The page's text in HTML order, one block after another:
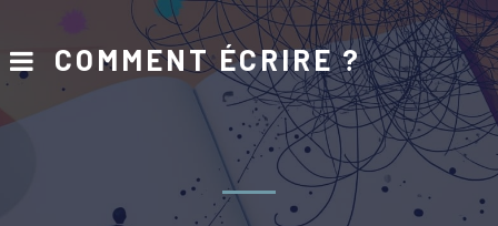
COMMENT ÉCRIRE ?